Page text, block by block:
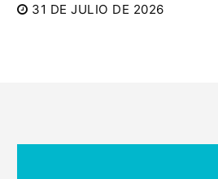
31 DE JULIO DE 2026